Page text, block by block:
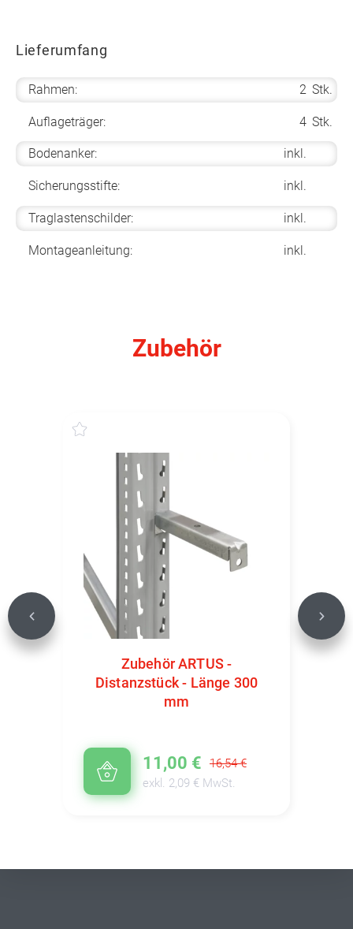
Lieferumfang
Rahmen: 2 Stk.
Auflageträger: 4 Stk.
Bodenanker: inkl.
Sicherungsstifte: inkl.
Traglastenschilder: inkl.
Montageanleitung: inkl.
Zubehör
Zubehör ARTUS -
Distanzstück - Länge 300
mm
11,00 €
16,54 €
exkl. 2,09 € MwSt.
Previous Next